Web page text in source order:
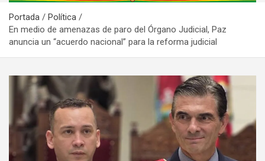
e
r
t
s
m
e
n
Portada
Política
En medio de amenazas de paro del Órgano Judicial, Paz
anuncia un “acuerdo nacional” para la reforma judicial